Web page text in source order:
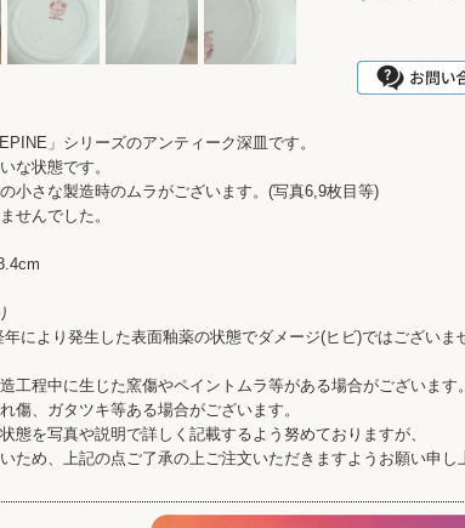
」シリーズのアンティーク深皿です。
な状態です。
小さな製造時のムラがございます。(写真6,9枚目等)
せんでした。
により発生した表面釉薬の状態でダメージ(ヒビ)ではございま
工程中に生じた窯傷やペイントムラ等がある場合がございます。
傷、ガタツキ等ある場合がございます。
態を写真や説明で詳しく記載するよう努めておりますが、
ため、上記の点ご了承の上ご注文いただきますようお願い申し